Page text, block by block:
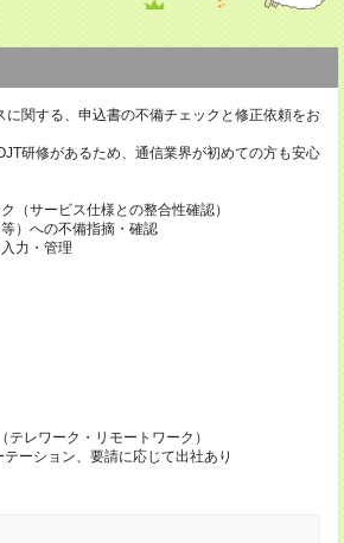
に関する、申込書の不備チェックと修正依頼をお
研修があるため、通信業界が初めての方も安心
（サービス仕様との整合性確認）
）への不備指摘・確認
力・管理
レワーク・リモートワーク）
ーション、要請に応じて出社あり